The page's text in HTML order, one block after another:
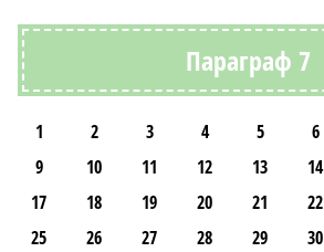
Параграф 7
1 2 3 4 5 6
9
10 11 12 13 14
17
18 19 20 21 22
25
26 27 28 29 30